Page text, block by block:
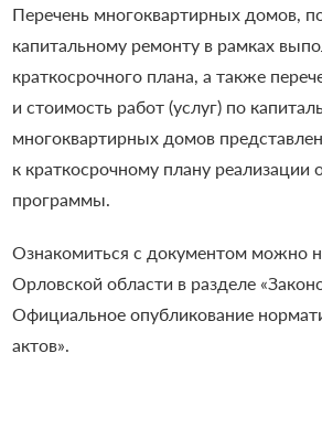
Перечень многоквартирных домов,
капитальному ремонту в рамках
краткосрочного плана, а также
и стоимость работ (услуг) по
многоквартирных домов
к краткосрочному плану реализации
программы.
Ознакомиться с документом можно
Орловской области в разделе
Официальное опубликование
актов».